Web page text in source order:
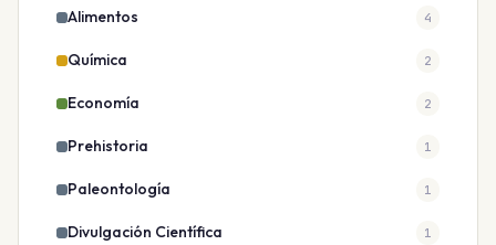
Alimentos 4
Química 2
Economía 2
Prehistoria 1
Paleontología 1
Divulgación Científica 1